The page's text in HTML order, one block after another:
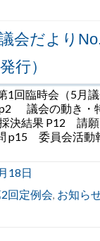
会だより
行）
回臨時会（5月
p2 議会の動き
結果 P12 請願
p15 委員会活動
18日
回定例会, お知ら